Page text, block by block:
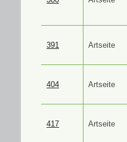
391 Artseite
404 Artseite
417 Artseite